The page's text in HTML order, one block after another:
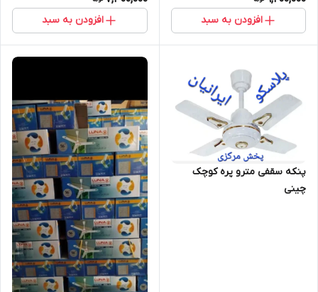
افزودن به سبد افزودن به سبد
پنکه سقفی مترو پره کوچک
چینی